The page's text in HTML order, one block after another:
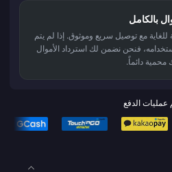
بالكامل
للغاية مع توصيل سريع وموثوق. إذا لم يتم
فنحن نضمن لك استرداد الأموال
عمليات الدفع